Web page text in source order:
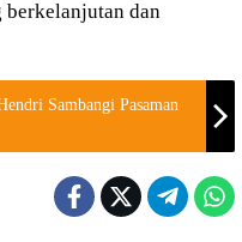
berkelanjutan dan
Sambangi Pasaman